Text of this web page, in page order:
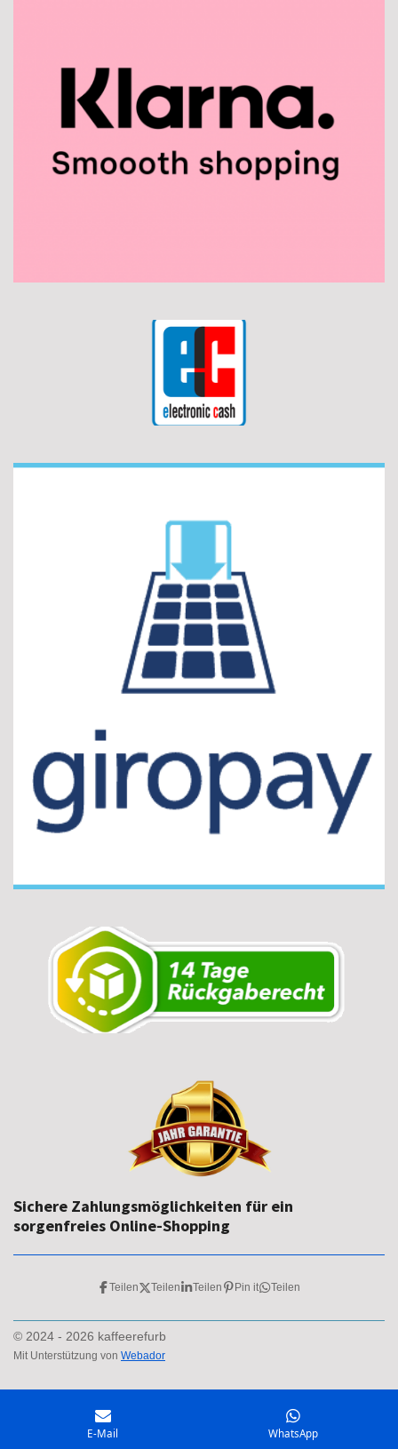
Sichere Zahlungsmöglichkeiten für ein
sorgenfreies Online-Shopping
Teilen Teilen Teilen Pin it Teilen
© 2024 - 2026 kaffeerefurb
Mit Unterstützung von Webador
E-Mail WhatsApp